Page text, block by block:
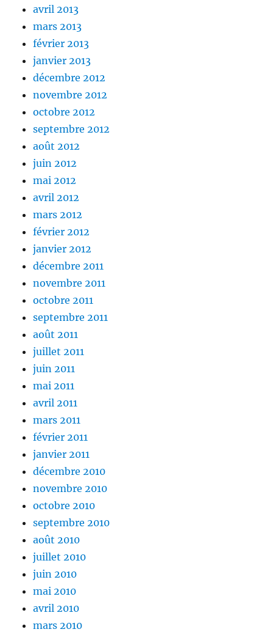
avril 2013
mars 2013
février 2013
janvier 2013
décembre 2012
novembre 2012
octobre 2012
septembre 2012
août 2012
juin 2012
mai 2012
avril 2012
mars 2012
février 2012
janvier 2012
décembre 2011
novembre 2011
octobre 2011
septembre 2011
août 2011
juillet 2011
juin 2011
mai 2011
avril 2011
mars 2011
février 2011
janvier 2011
décembre 2010
novembre 2010
octobre 2010
septembre 2010
août 2010
juillet 2010
juin 2010
mai 2010
avril 2010
mars 2010